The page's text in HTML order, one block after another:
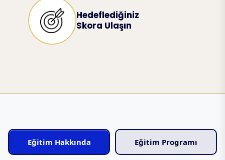
Hedeflediğiniz
Skora Ulaşın
Eğitim Hakkında Eğitim Programı